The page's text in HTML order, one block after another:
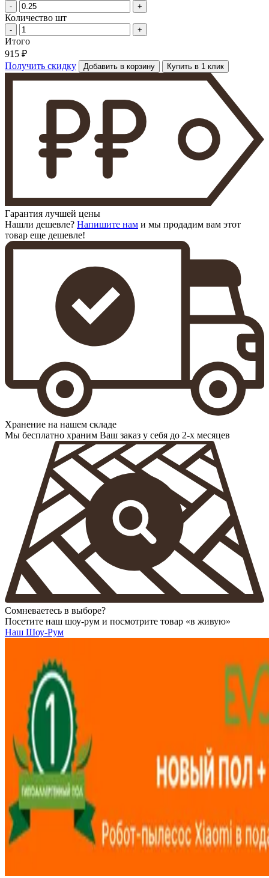
-
+
Количество шт
- +
Итого
915 ₽
Получить скидку
Добавить в корзину Купить в 1 клик
Гарантия лучшей цены
Нашли дешевле? Напишите нам и мы продадим вам этот
товар еще дешевле!
Хранение на нашем складе
Мы бесплатно храним Ваш заказ у себя до 2-х месяцев
Сомневаетесь в выборе?
Посетите наш шоу-рум и посмотрите товар «в живую»
Наш Шоу-Рум